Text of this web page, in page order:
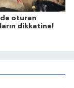
oturan
dikkatine!